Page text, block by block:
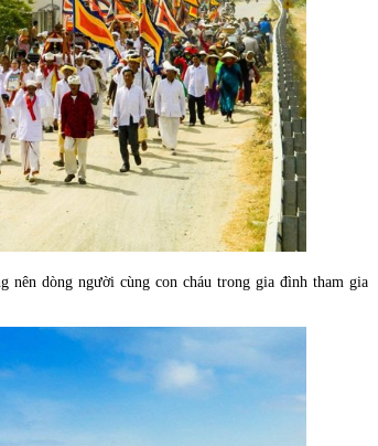
dòng người cùng con cháu trong gia đình tham gia